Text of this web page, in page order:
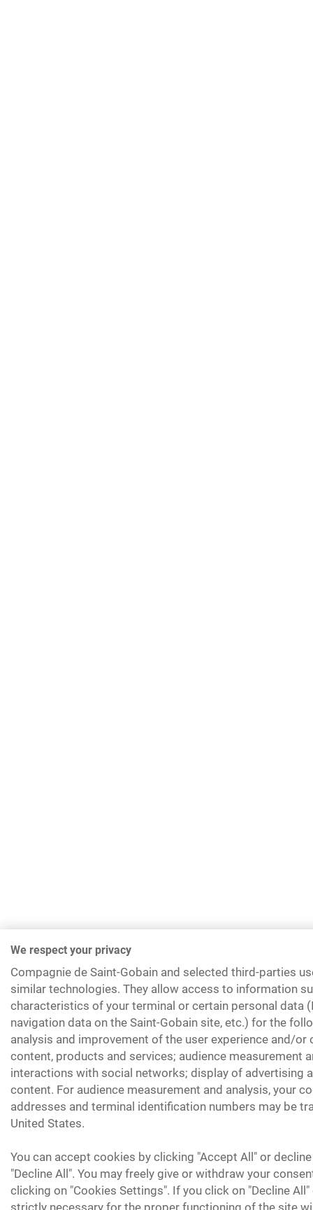
We respect your privacy
Compagnie de Saint-Gobain and selected third-parties
similar technologies. They allow access to information
characteristics of your terminal or certain personal data
navigation data on the Saint-Gobain site, etc.) for the
analysis and improvement of the user experience and/or
content, products and services; audience measurement
interactions with social networks; display of advertising
content. For audience measurement and analysis, your
addresses and terminal identification numbers may be
United States.
You can accept cookies by clicking "Accept All" or
"Decline All". You may freely give or withdraw your
clicking on "Cookies Settings". If you click on "Decline